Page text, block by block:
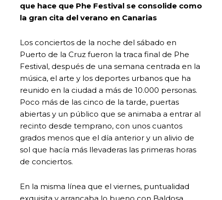
que hace que Phe Festival se consolide como
la gran cita del verano en Canarias
Los conciertos de la noche del sábado en
Puerto de la Cruz fueron la traca final de Phe
Festival, después de una semana centrada en la
música, el arte y los deportes urbanos que ha
reunido en la ciudad a más de 10.000 personas.
Poco más de las cinco de la tarde, puertas
abiertas y un público que se animaba a entrar al
recinto desde temprano, con unos cuantos
grados menos que el día anterior y un alivio de
sol que hacía más llevaderas las primeras horas
de conciertos.
En la misma línea que el viernes, puntualidad